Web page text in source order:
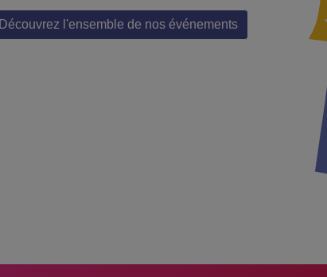
Découvrez l'ensemble de nos événements